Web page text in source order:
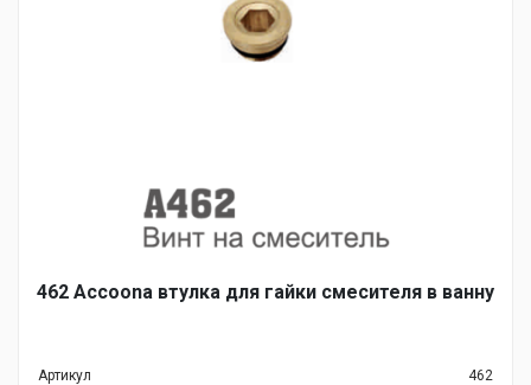
462 Accoona втулка для гайки смесителя в ванну
Артикул 462